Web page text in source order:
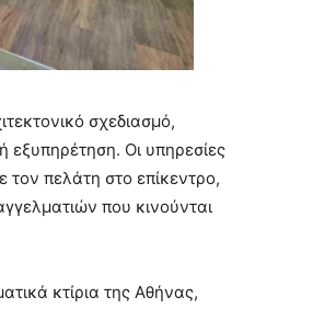
σχεδιασμό,
εξυπηρέτηση. Οι υπηρεσίες
πελάτη στο επίκεντρο,
που κινούνται
κτίρια της Αθήνας,